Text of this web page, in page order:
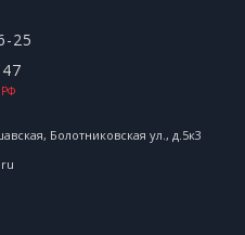
25
РФ
Болотниковская ул., д.5к3